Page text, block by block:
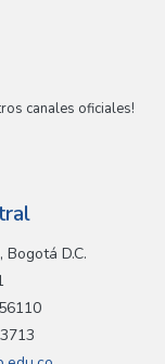
canales oficiales!
D.C.